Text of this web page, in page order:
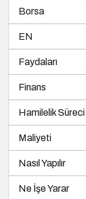
Borsa
EN
Faydaları
Finans
Hamilelik Süreci
Maliyeti
Nasıl Yapılır
Ne İşe Yarar